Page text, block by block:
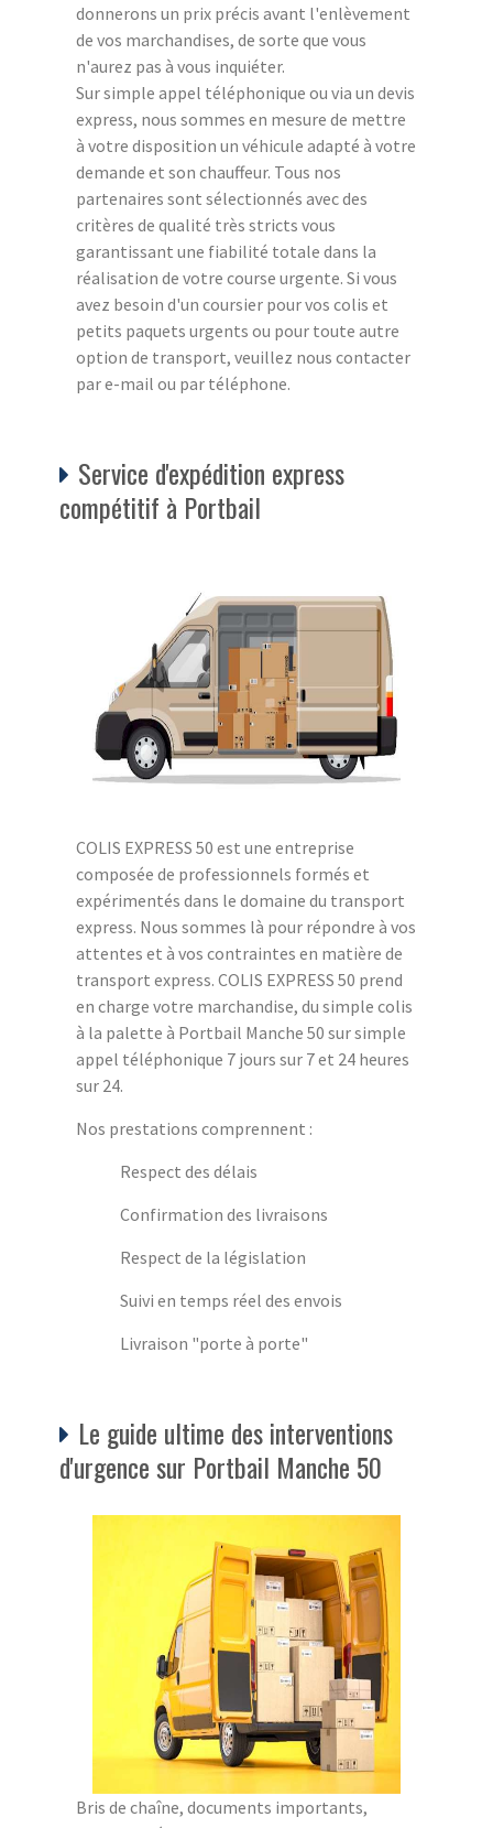
donnerons un prix précis avant l'enlèvement
de vos marchandises, de sorte que vous
n'aurez pas à vous inquiéter.
Sur simple appel téléphonique ou via un devis
express, nous sommes en mesure de mettre
à votre disposition un véhicule adapté à votre
demande et son chauffeur. Tous nos
partenaires sont sélectionnés avec des
critères de qualité très stricts vous
garantissant une fiabilité totale dans la
réalisation de votre course urgente. Si vous
avez besoin d'un coursier pour vos colis et
petits paquets urgents ou pour toute autre
option de transport, veuillez nous contacter
par e-mail ou par téléphone.
Service d'expédition express
compétitif à Portbail
COLIS EXPRESS 50 est une entreprise
composée de professionnels formés et
expérimentés dans le domaine du transport
express. Nous sommes là pour répondre à vos
attentes et à vos contraintes en matière de
transport express. COLIS EXPRESS 50 prend
en charge votre marchandise, du simple colis
à la palette à Portbail Manche 50 sur simple
appel téléphonique 7 jours sur 7 et 24 heures
sur 24.
Nos prestations comprennent :
Respect des délais
Confirmation des livraisons
Respect de la législation
Suivi en temps réel des envois
Livraison "porte à porte"
Le guide ultime des interventions
d'urgence sur Portbail Manche 50
Bris de chaîne, documents importants,